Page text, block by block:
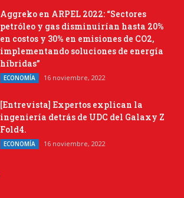
Aggreko en ARPEL 2022: “Sectores
petróleo y gas disminuirían hasta 20%
en costos y 30% en emisiones de CO2,
implementando soluciones de energía
híbridas”
ECONOMÍA 16 noviembre, 2022
[Entrevista] Expertos explican la
ingeniería detrás de UDC del Galaxy Z
Fold4.
ECONOMÍA 16 noviembre, 2022